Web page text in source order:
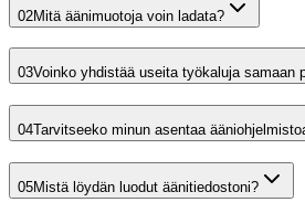
02Mitä äänimuotoja voin ladata?
03Voinko yhdistää useita työkaluja samaan
04Tarvitseeko minun asentaa
05Mistä löydän luodut äänitiedostoni?